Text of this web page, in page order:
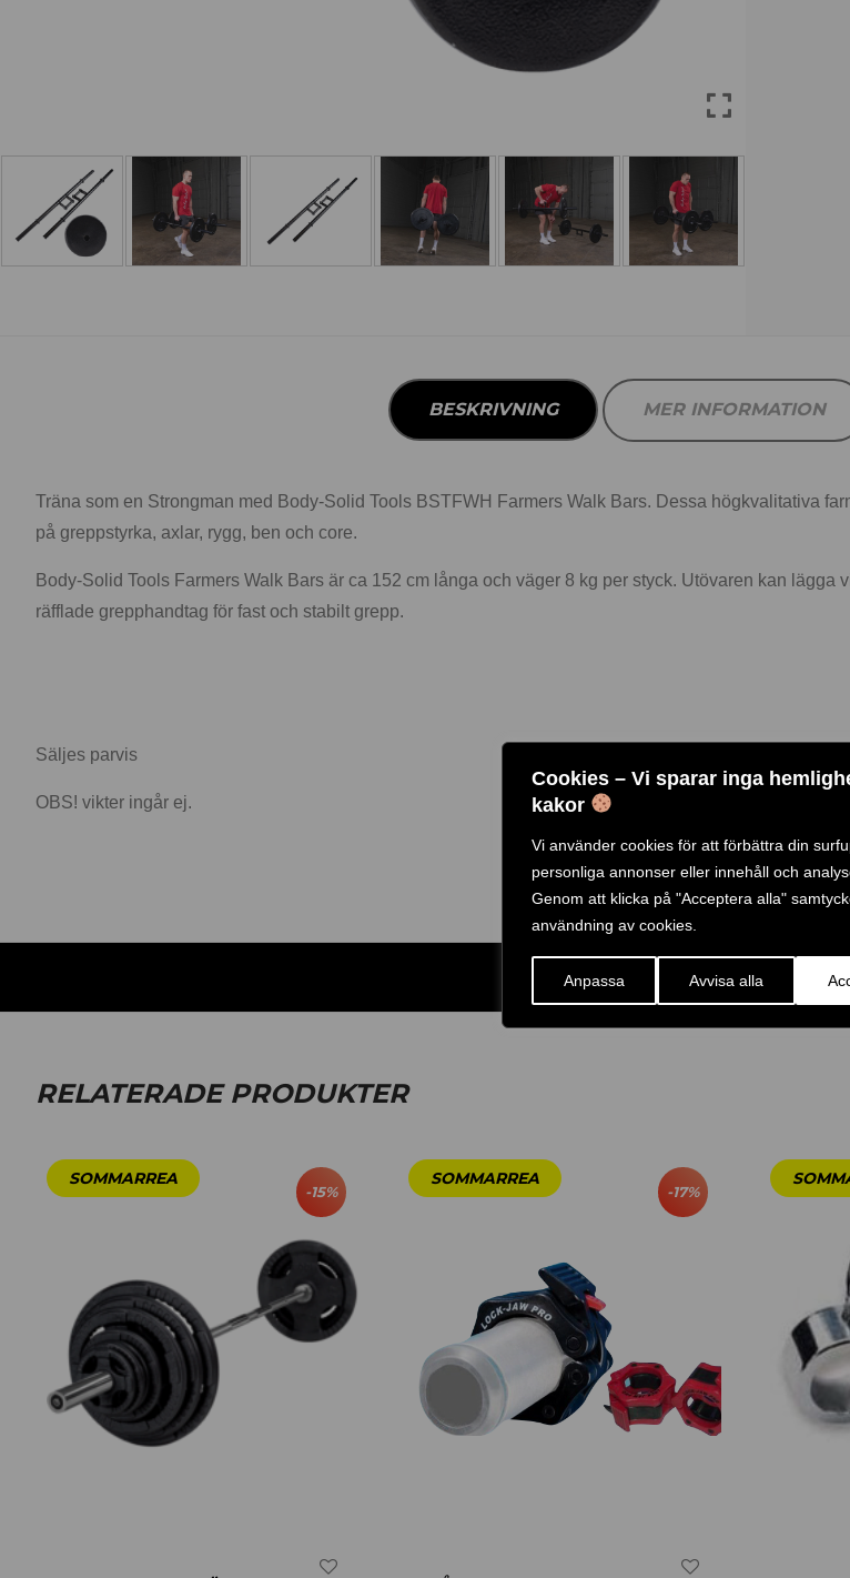
Cookies – Vi sparar inga
kakor
Vi använder cookies för att förbättra din
personliga annonser eller innehåll och
Genom att klicka på "Acceptera alla"
användning av cookies.
Anpassa Avvisa alla
BESKRIVNING MER INFORMATION
Träna som en Strongman med Body-Solid Tools BSTFWH Farmers Walk Bars. Dessa högkvalitativa
på greppstyrka, axlar, rygg, ben och core.
Body-Solid Tools Farmers Walk Bars är ca 152 cm långa och väger 8 kg per styck. Utövaren kan
räfflade grepphandtag för fast och stabilt grepp.
Säljes parvis
OBS! vikter ingår ej.
ARTIKELNR: BSTFWH GTIN:
RELATERADE PRODUKTER
-15% -17%